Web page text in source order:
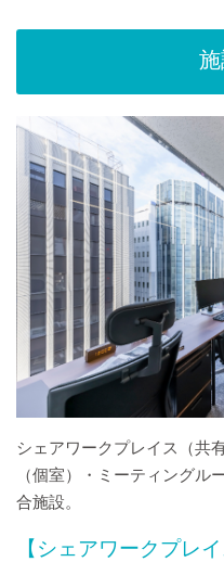
シェアワークプレイス（共
（個室）・ミーティングル
合施設。
【シェアワークプレイ